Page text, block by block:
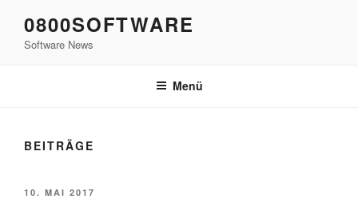
Inhalt
springen
0800SOFTWARE
Software News
Menü
BEITRÄGE
VERÖFFENTLICHT
10. MAI 2017